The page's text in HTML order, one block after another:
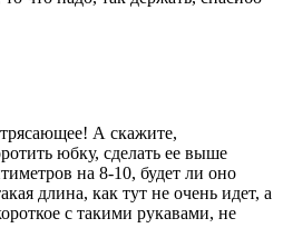
А скажите,
юбку, сделать ее выше
на 8-10, будет ли оно
длина, как тут не очень идет, а
с такими рукавами, не